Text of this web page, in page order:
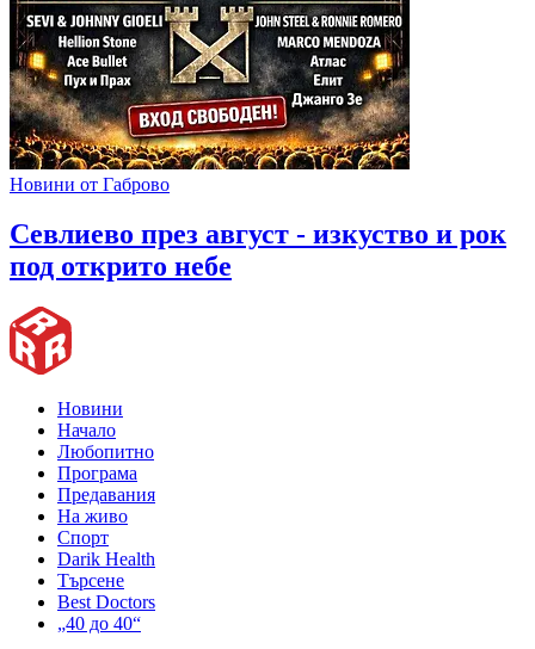
Новини от Габрово
Севлиево през август - изкуство и рок
под открито небе
Новини
Начало
Любопитно
Програма
Предавания
На живо
Спорт
Darik Health
Търсене
Best Doctors
„40 до 40“